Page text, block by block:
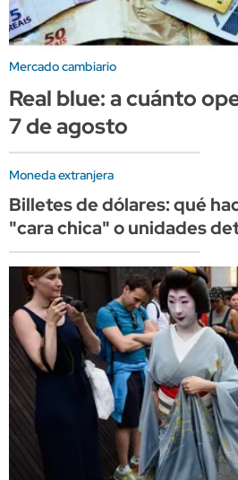
Mercado cambiario
Real blue: a cuánto
7 de agosto
Moneda extranjera
Billetes de dólares: qué
"cara chica" o unidades